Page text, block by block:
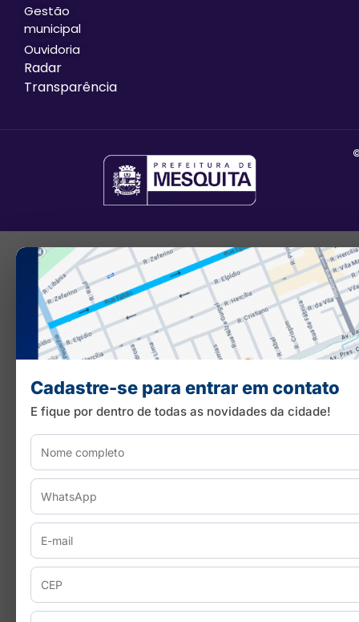
Gestão
municipal
Ouvidoria
Radar
Transparência
Cadastre-se para entrar em contato
E fique por dentro de todas as novidades da cidade!